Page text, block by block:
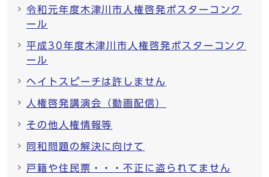
令和元年度木津川市人権啓発ポスターコンク
ール
平成30年度木津川市人権啓発ポスターコンク
ール
ヘイトスピーチは許しません
人権啓発講演会（動画配信）
その他人権情報等
同和問題の解決に向けて
戸籍や住民票・・・不正に盗られてません